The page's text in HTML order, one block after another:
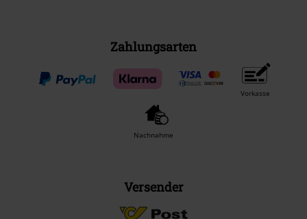
Zahlungsarten
Vorkasse
Nachnahme
Versender